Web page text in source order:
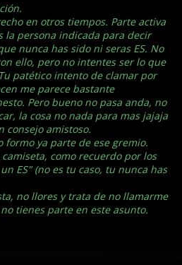
en otros tiempos. Parte activa
la persona indicada para decir
nunca has sido ni seras ES. No
ello, pero no intentes ser lo que
patético intento de clamar por
me parece bastante
Pero bueno no pasa anda, no
la cosa no nada para mas jajaja
consejo amistoso.
formo ya parte de ese gremio.
como recuerdo por los
ES" (no es tu caso, tu nunca has
no llores y trata de no llamarme
tienes parte en este asunto.